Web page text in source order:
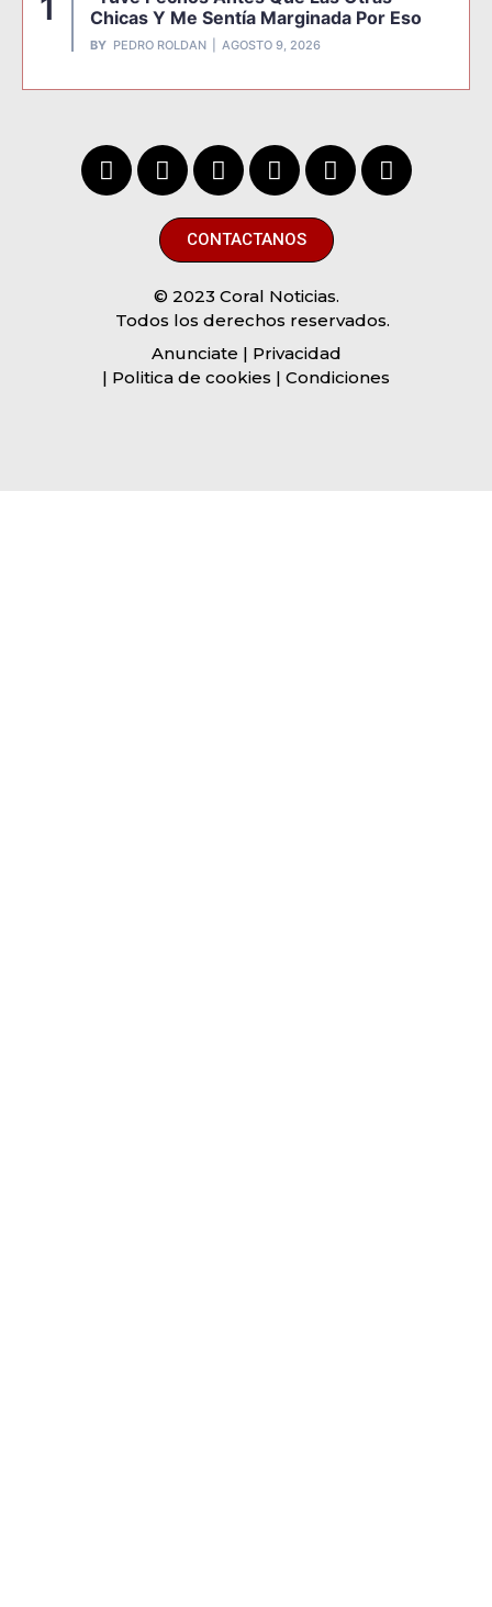
1
Chicas Y Me Sentía Marginada Por Eso
BY PEDRO ROLDAN AGOSTO 9, 2026
CONTACTANOS
© 2023 Coral Noticias.
Todos los derechos reservados.
Anunciate | Privacidad
| Politica de cookies | Condiciones